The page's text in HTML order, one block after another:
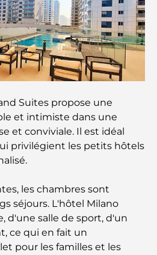
sites historiques de Dubaï : un
temps
de Dubai Creek
Hills : Les meilleures adresses
quartier en pleine expansion
de mer à Dubaï : le luxe au
Suites propose une
et intimiste dans une
et conviviale. Il est idéal
privilégient les petits hôtels
les chambres sont
séjours. L'hôtel Milano
d'une salle de sport, d'un
ce qui en fait un
pour les familles et les